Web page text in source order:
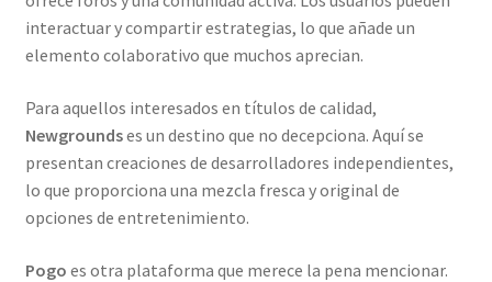
interactuar y compartir estrategias, lo que añade un
elemento colaborativo que muchos aprecian.
Para aquellos interesados en títulos de calidad,
Newgroundses un destino que no decepciona. Aquí se
presentan creaciones de desarrolladores independientes,
lo que proporciona una mezcla fresca y original de
opciones de entretenimiento.
Pogo es otra plataforma que merece la pena mencionar.